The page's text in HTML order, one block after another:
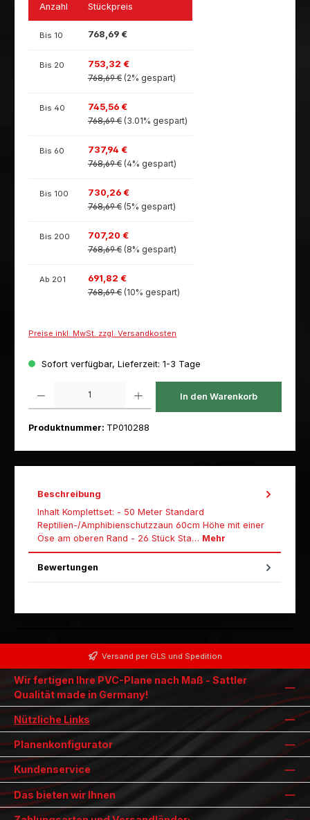
Anzahl Stückpreis
Bis 10 768,69 €
Bis 20
753,32 €
768,69 € (2% gespart)
Bis 40
745,56 €
768,69 € (3.01% gespart)
Bis 60
737,94 €
768,69 € (4% gespart)
Bis 100
730,26 €
768,69 € (5% gespart)
Bis 200
707,20 €
768,69 € (8% gespart)
Ab 201
691,82 €
768,69 € (10% gespart)
Preise inkl. MwSt. zzgl. Versandkosten
Sofort verfügbar, Lieferzeit: 1-3 Tage
In den Warenkorb
Produktnummer: TP010288
Beschreibung
Inhalt Komplettset: - 50 Meter Standard
Reptilien-/Amphibienschutzzaun 60cm Höhe mit einer
Öse am oberen Rand - 26 Stück Sta… Mehr
Bewertungen
Versand per GLS und Spedition
Wir fertigen Ihre PVC-Plane nach Maß - Sattler
Qualität made in Germany!
Nützliche Links
Planenkonfigurator
Kundenservice
Das bieten wir Ihnen